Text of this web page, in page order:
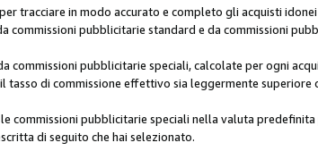
tracciare in modo accurato e completo gli acquisti
commissioni pubblicitarie standard e da commissioni
commissioni pubblicitarie speciali, calcolate per ogni
tasso di commissione effettivo sia leggermente
commissioni pubblicitarie speciali nella valuta
di seguito che hai selezionato.